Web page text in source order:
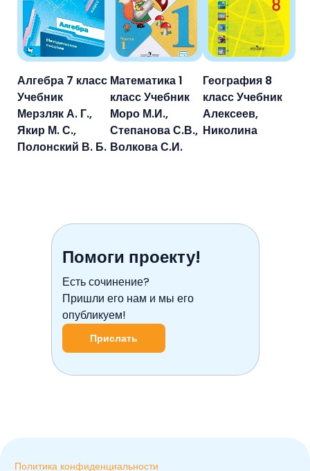
Алгебра 7 класс
Учебник
Мерзляк А. Г.,
Якир М. С.,
Полонский В. Б.
Математика 1
класс Учебник
Моро М.И.,
Степанова С.В.,
Волкова С.И.
География 8
класс Учебник
Алексеев,
Николина
Помоги проекту!
Есть сочинение?
Пришли его нам и мы его
опубликуем!
Прислать
Политика конфиденциальности